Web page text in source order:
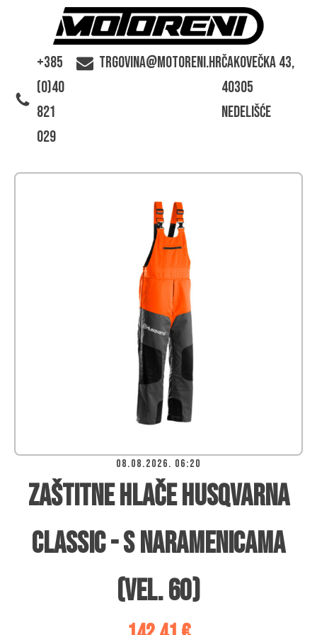
+385
(0)40
821
029
trgovina@motoreni.hrČakovečka 43,
40305
Nedelišće
08.08.2026. 06:20
Zaštitne hlače Husqvarna
Classic - s naramenicama
(vel. 60)